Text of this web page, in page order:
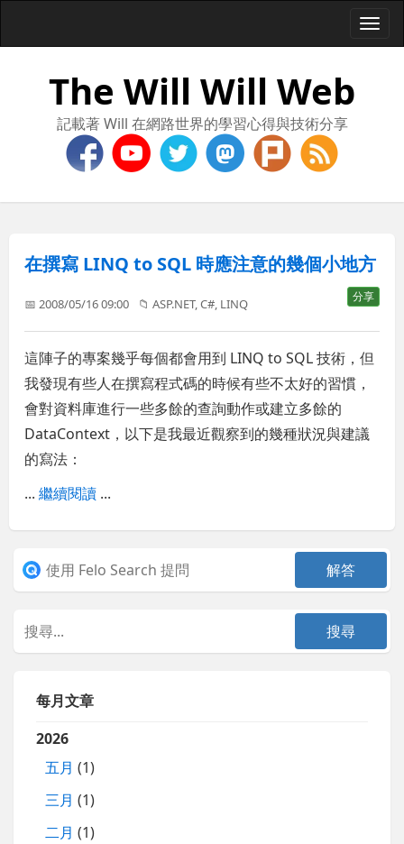
The Will Will Web
記載著 Will 在網路世界的學習心得與技術分享
在撰寫 LINQ to SQL 時應注意的幾個小地方
分享
📅 2008/05/16 09:00 📁ASP.NET,C# LINQ
這陣子的專案幾乎每個都會用到 LINQ to SQL 技術，但
我發現有些人在撰寫程式碼的時候有些不太好的習慣，
會對資料庫進行一些多餘的查詢動作或建立多餘的
DataContext，以下是我最近觀察到的幾種狀況與建議
的寫法：
...繼續閱讀 ...
每月文章
2026
五月 (1)
三月 (1)
二月 (1)